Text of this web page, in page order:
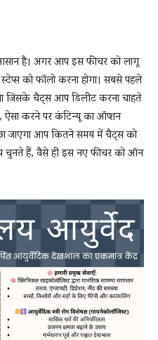
है। अगर आप इस फीचर को लागू
को फॉलो करना होगा। सबसे पहले
जिसके चैट्स आप डिलीट करना चाहते
करने पर कंटिन्यू का ऑप्शन
जाएगा आप कितने समय में चैट्स को
चुनते हैं, वैसे ही इस नए फीचर को ऑन